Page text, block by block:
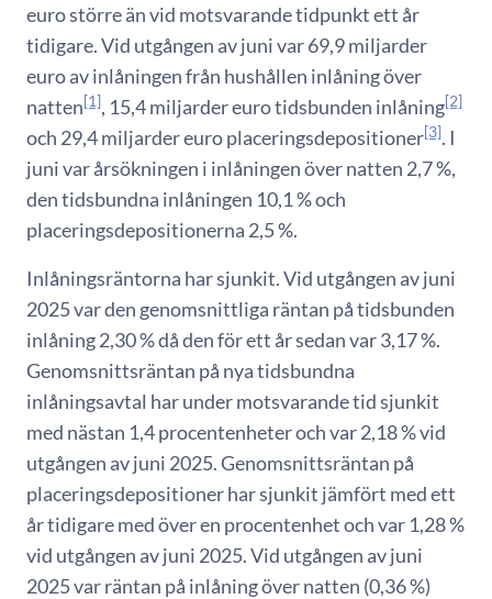
euro större än vid motsvarande tidpunkt ett år
tidigare. Vid utgången av juni var 69,9 miljarder
euro av inlåningen från hushållen inlåning över
natten[1], 15,4 miljarder euro tidsbunden inlåning[2]
och 29,4 miljarder euro placeringsdepositioner[3]. I
juni var årsökningen i inlåningen över natten 2,7 %,
den tidsbundna inlåningen 10,1 % och
placeringsdepositionerna 2,5 %.
Inlåningsräntorna har sjunkit. Vid utgången av juni
2025 var den genomsnittliga räntan på tidsbunden
inlåning 2,30 % då den för ett år sedan var 3,17 %.
Genomsnittsräntan på nya tidsbundna
inlåningsavtal har under motsvarande tid sjunkit
med nästan 1,4 procentenheter och var 2,18 % vid
utgången av juni 2025. Genomsnittsräntan på
placeringsdepositioner har sjunkit jämfört med ett
år tidigare med över en procentenhet och var 1,28 %
vid utgången av juni 2025. Vid utgången av juni
2025 var räntan på inlåning över natten (0,36 %)